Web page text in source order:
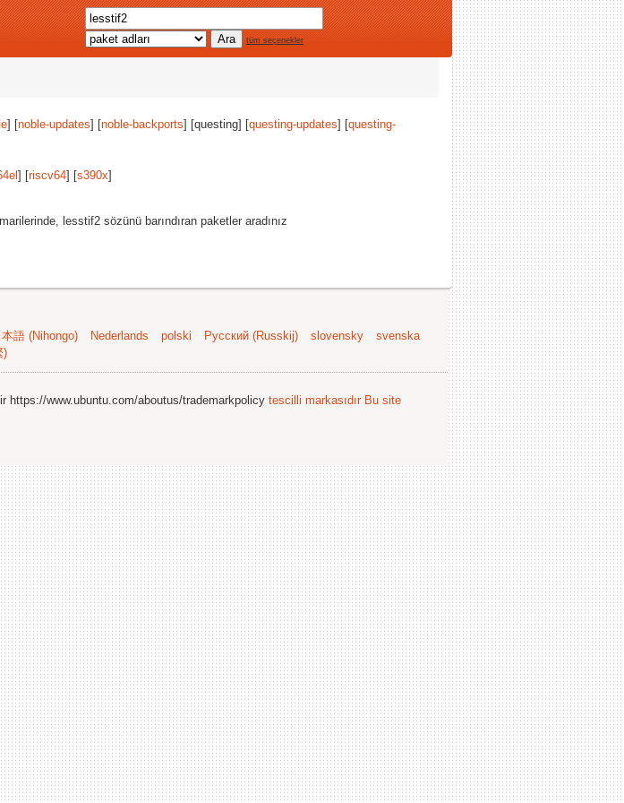
tüm seçenekler
] [noble-updates] [noble-backports] [questing] [questing-updates] [questing-
] [riscv64] [s390x]
lesstif2 sözünü barındıran paketler aradınız
本語 (Nihongo) Nederlands polski Русский (Russkij) slovensky
svenska
)
https://www.ubuntu.com/aboutus/trademarkpolicy tescilli markasıdır Bu site